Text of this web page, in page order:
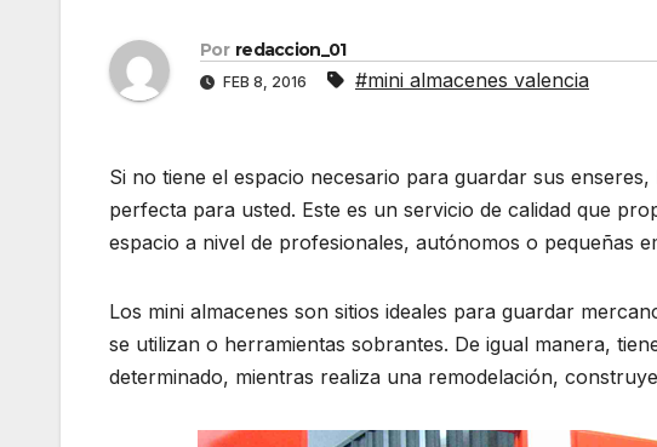
Por redaccion_01
FEB 8, 2016 #mini almacenes valencia
Si no tiene el espacio necesario para guardar sus enseres,
perfecta para usted. Este es un servicio de calidad que
espacio a nivel de profesionales, autónomos o pequeñas
Los mini almacenes son sitios ideales para guardar
se utilizan o herramientas sobrantes. De igual manera,
determinado, mientras realiza una remodelación,